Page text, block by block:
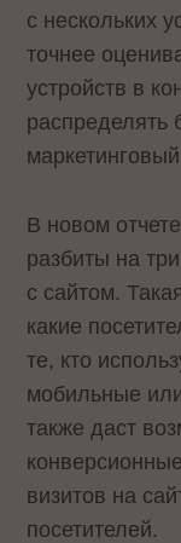
с нескольких
точнее
устройств в
В новом
разбиты на
с сайтом.
какие
те, кто
мобильные
также даст
визитов на
посетителей.